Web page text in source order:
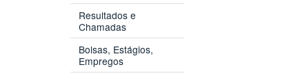
Resultados e
Chamadas
Bolsas, Estágios,
Empregos